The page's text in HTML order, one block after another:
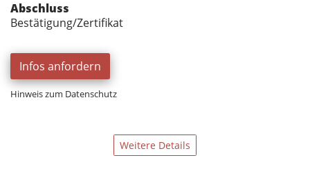
Abschluss
Bestätigung/Zertifikat
Infos anfordern
Hinweis zum Datenschutz
Weitere Details